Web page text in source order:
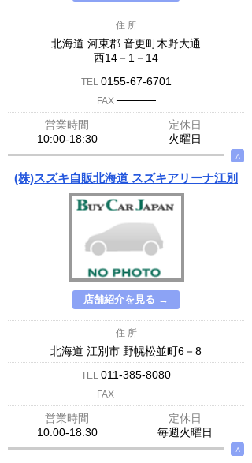
住 所
北海道 河東郡 音更町木野大通
西14－1－14
TEL 0155-67-6701
FAX ─────
営業時間
定休日
10:00-18:30
火曜日
∧
(株)スズキ自販北海道 スズキアリーナ江別
店舗紹介を見る →
住 所
北海道 江別市 野幌松並町6－8
TEL 011-385-8080
FAX ─────
営業時間
定休日
10:00-18:30
毎週火曜日
∧